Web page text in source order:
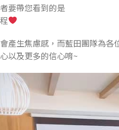
要帶您看到的是
產生焦慮感，而藍田團隊為
以及更多的信心唷~